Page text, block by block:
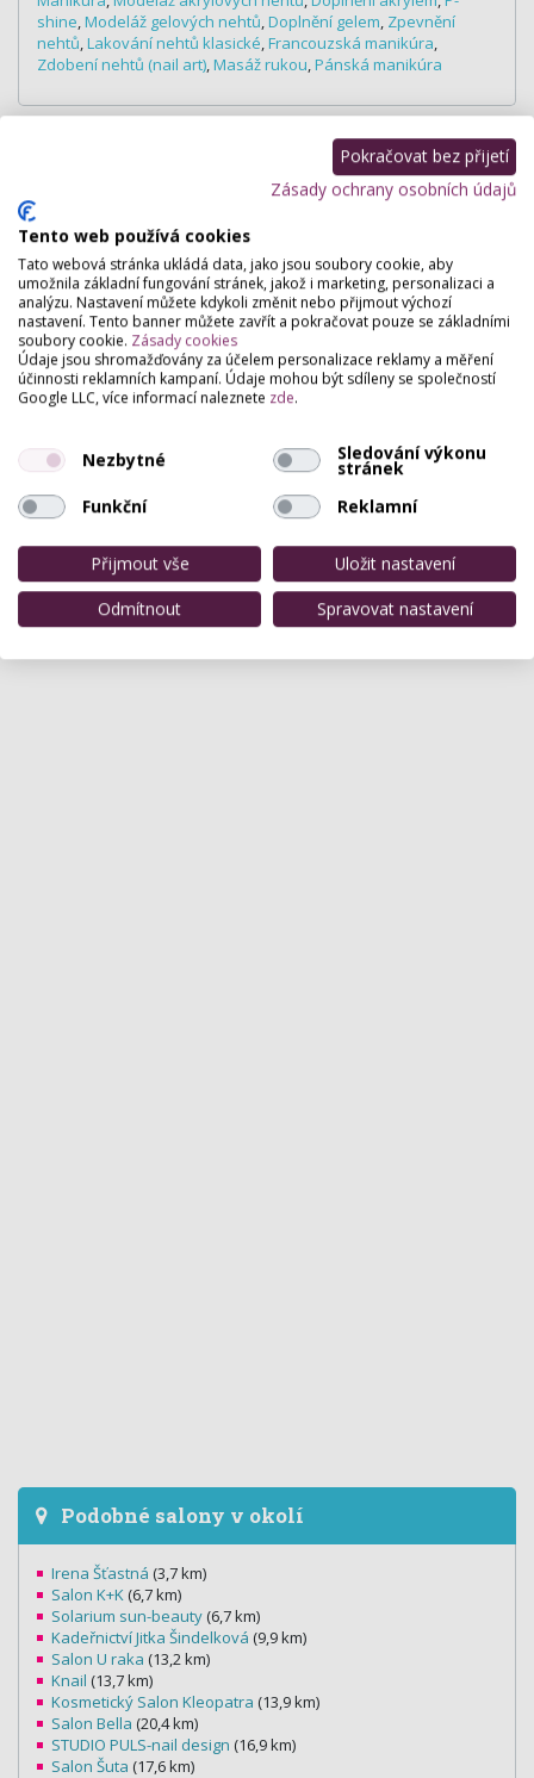
shine,Modeláž gelových nehtů,Doplnění gelem, Zpevnění
nehtů,Lakování nehtů klasické,Francouzská manikúra,
Zdobení nehtů (nail art),Masáž rukou,Pánská manikúra
Pro přidání hodnocení sepřihlašte
Zatím zde není žádné hodnocení.
Podobné salony v okolí
Irena Šťastná (3,7 km)
Salon K+K (6,7 km)
Solarium sun-beauty (6,7 km)
Kadeřnictví Jitka Šindelková (9,9 km)
Salon U raka (13,2 km)
Knail (13,7 km)
Kosmetický Salon Kleopatra (13,9 km)
Salon Bella (20,4 km)
STUDIO PULS-nail design (16,9 km)
Salon Šuta (17,6 km)
Pokračovat bez přijetí
Zásady ochrany osobních údajů
Tento web používá cookies
Tato webová stránka ukládá data, jako jsou soubory cookie, aby
umožnila základní fungování stránek, jakož i marketing, personalizaci a
analýzu. Nastavení můžete kdykoli změnit nebo přijmout výchozí
nastavení. Tento banner můžete zavřít a pokračovat pouze se základními
soubory cookie. Zásady cookies
Údaje jsou shromažďovány za účelem personalizace reklamy a měření
účinnosti reklamních kampaní. Údaje mohou být sdíleny se společností
Google LLC, více informací naleznete zde.
Nezbytné Sledování výkonu
stránek
Funkční
Reklamní
Přijmout vše
Uložit nastavení
Odmítnout
Spravovat nastavení